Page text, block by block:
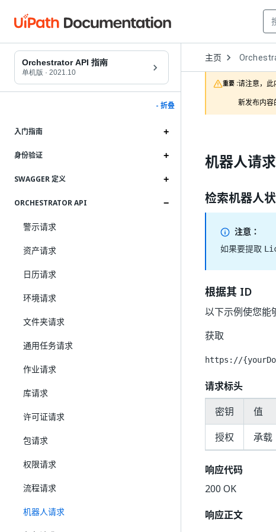
Orchestrator API 指南
单机版 · 2021.10
- 折叠
入门指南
身份验证
SWAGGER 定义
ORCHESTRATOR API
警示请求
资产请求
日历请求
环境请求
文件夹请求
通用任务请求
作业请求
库请求
许可证请求
包请求
权限请求
流程请求
机器人请求
主页 Open
Dropdown
to
choose
product
重要 :请注意，此
新发布内容
机器人请求
检索机器人
注意：
如果要提取
根据其 ID
以下示例使您能
获取
https://
请求标头
密钥
值
授权
承载
响应代码
200 OK
响应正文